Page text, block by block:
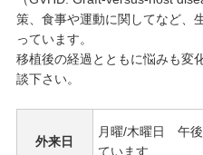
策、食事や運動に関してなど、
っています。
移植後の経過とともに悩みも変
談下さい。
外来日
月曜/木曜日 午後
ています